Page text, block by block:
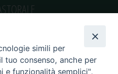
simili per
tuo consenso, anche per
e funzionalità semplici",